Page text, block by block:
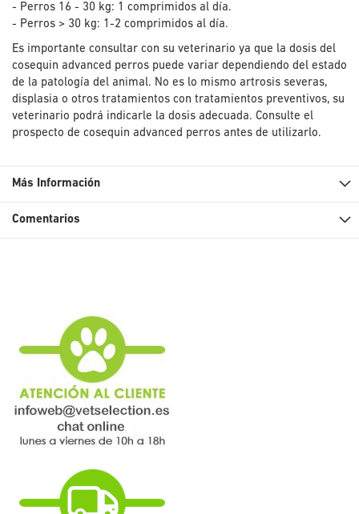
- Perros 16 - 30 kg: 1 comprimidos al día.
- Perros > 30 kg: 1-2 comprimidos al día.
Es importante consultar con su veterinario ya que la dosis del
cosequin advanced perros puede variar dependiendo del estado
de la patología del animal. No es lo mismo artrosis severas,
displasia o otros tratamientos con tratamientos preventivos, su
veterinario podrá indicarle la dosis adecuada. Consulte el
prospecto de cosequin advanced perros antes de utilizarlo.
Más Información
Comentarios